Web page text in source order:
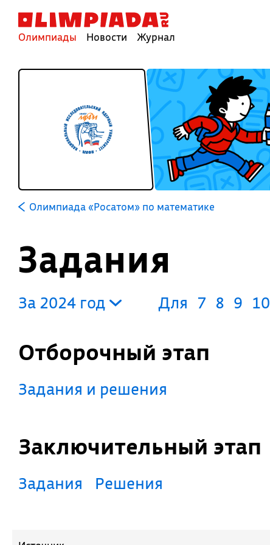
Олимпиады Новости Журнал
Олимпиада «Росатом» по математике
Задания
За 2024 год Для 7 8 9 10
Отборочный этап
Задания и решения
Заключительный этап
Задания Решения